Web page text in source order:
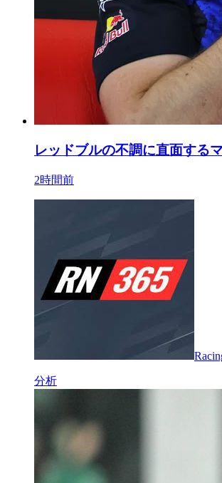
レッドブルの不調に直面する
2時間前
分析